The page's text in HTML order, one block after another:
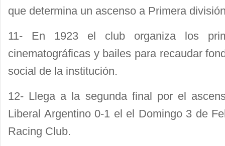
que determina un ascenso a Primera
11- En 1923 el club organiza los
cinematográficas y bailes para recaudar
social de la institución.
12- Llega a la segunda final por el
Liberal Argentino 0-1 el el Domingo 3 de
Racing Club.